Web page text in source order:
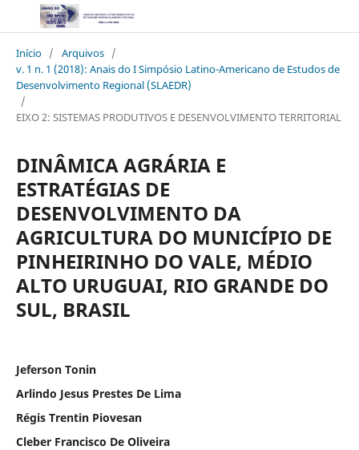
Início / Arquivos /
v. 1 n. 1 (2018): Anais do I Simpósio Latino-Americano de Estudos de
Desenvolvimento Regional (SLAEDR)
/
EIXO 2: SISTEMAS PRODUTIVOS E DESENVOLVIMENTO TERRITORIAL
DINÂMICA AGRÁRIA E
ESTRATÉGIAS DE
DESENVOLVIMENTO DA
AGRICULTURA DO MUNICÍPIO DE
PINHEIRINHO DO VALE, MÉDIO
ALTO URUGUAI, RIO GRANDE DO
SUL, BRASIL
Jeferson Tonin
Arlindo Jesus Prestes De Lima
Régis Trentin Piovesan
Cleber Francisco De Oliveira